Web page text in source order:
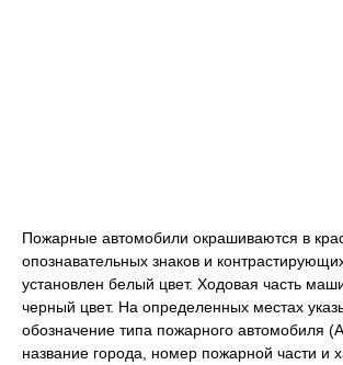
Пожарные автомобили окрашиваются в
опознавательных знаков и
установлен белый цвет. Ходовая часть
черный цвет. На определенных местах
обозначение типа пожарного автомобиля
название города, номер пожарной части и